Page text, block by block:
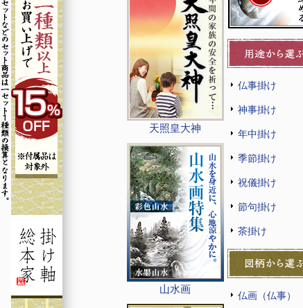
天照皇大神
山水画
仏事掛け
神事掛け
年中掛け
季節掛け
祝儀掛け
節句掛け
茶掛け
仏画（仏事）